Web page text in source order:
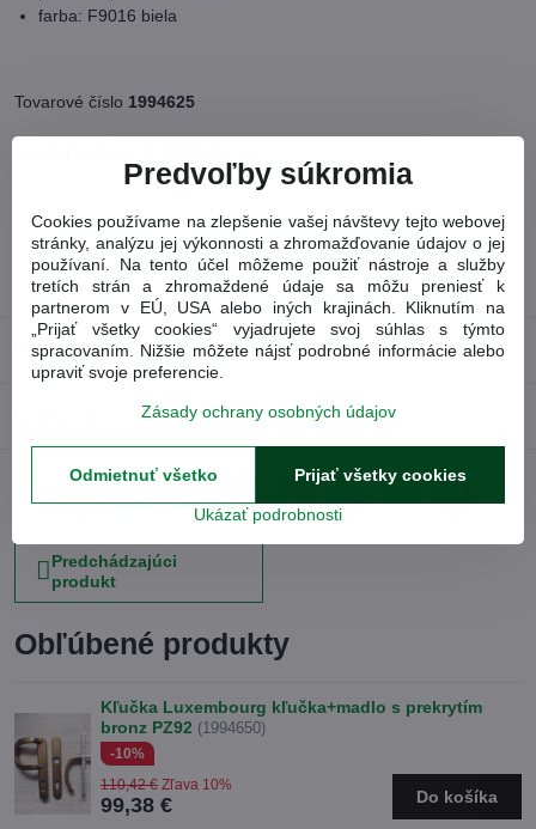
farba: F9016 biela
Tovarové číslo 1994625
Kľučka+ madlo s prekrytím
typ kovania: Luxembourg
farba : biela F9016
Recenzie 0
FacebookTwitterBlueskyPinterestRedditLinkedInWhatsApp
E-
Predchádzajúci
produkt
Obľúbené produkty
Kľučka Luxembourg kľučka+madlo s prekrytím
bronz PZ92 (1994650)
-10%
99,38 €
110,42 € Zľava 10%
Do košíka
Predvoľby súkromia
Cookies používame na zlepšenie vašej návštevy tejto webovej
stránky, analýzu jej výkonnosti a zhromažďovanie údajov o jej
používaní. Na tento účel môžeme použiť nástroje a služby
tretích strán a zhromaždené údaje sa môžu preniesť k
partnerom v EÚ, USA alebo iných krajinách. Kliknutím na
„Prijať všetky cookies“ vyjadrujete svoj súhlas s týmto
spracovaním. Nižšie môžete nájsť podrobné informácie alebo
upraviť svoje preferencie.
Zásady ochrany osobných údajov
Ukázať podrobnosti
Prijať všetky cookies
Odmietnuť všetko